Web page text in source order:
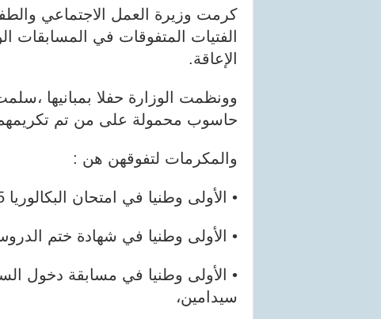
كرمت وزيرة العمل الاجتماعي
الإعاقة.
وونظمت الوزارة حفلا بمبانيها
حاسوب محمولة على من تم
والمكرمات لتفوقهن هن :
• الأولى وطنيا في امتحان البكالوريا 2025: السالكة أحمد سالم أبك،
• الأولى وطنيا في شهادة ختم الدروس الإعدادية 2025:
سيدامين،